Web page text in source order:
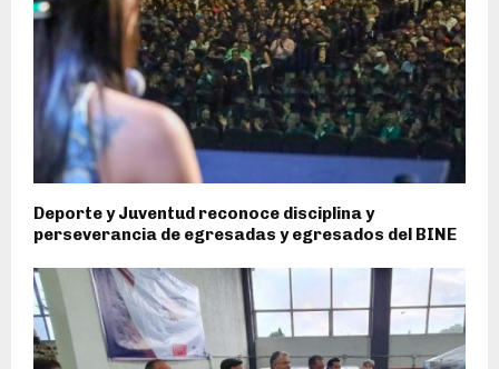
Deporte y Juventud reconoce disciplina y
perseverancia de egresadas y egresados del BINE